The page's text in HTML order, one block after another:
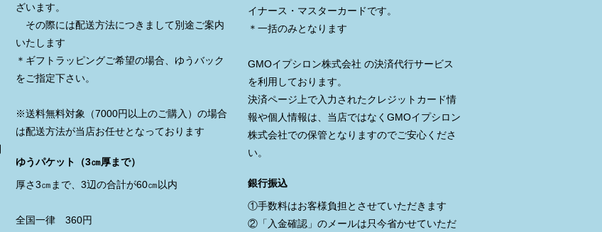
ざいます。
その際には配送方法につきまして別途ご案内
いたします
＊ギフトラッピングご希望の場合、ゆうバック
をご指定下さい。
※送料無料対象（7000円以上のご購入）の場合
は配送方法が当店お任せとなっております
ゆうパケット（3㎝厚まで）
厚さ3㎝まで、3辺の合計が60㎝以内
全国一律 360円
イナース・マスターカードです。
＊一括のみとなります
GMOイプシロン株式会社 の決済代行サービス
を利用しております。
決済ページ上で入力されたクレジットカード情
報や個人情報は、当店ではなくGMOイプシロン
株式会社での保管となりますのでご安心くださ
い。
銀行振込
①手数料はお客様負担とさせていただきます
②「入金確認」のメールは只今省かせていただ